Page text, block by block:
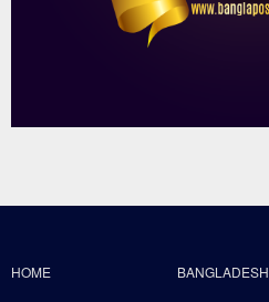
HOME BANGLADESH